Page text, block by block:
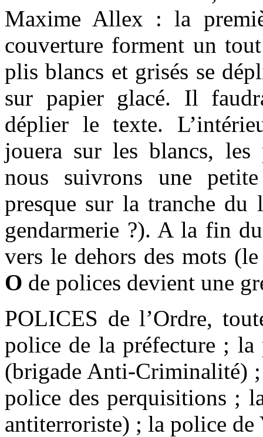
Maxime Allex : la
couverture forment un
plis blancs et grisés se
sur papier glacé. Il
déplier le texte.
jouera sur les blancs, les
nous suivrons une
presque sur la tranche
gendarmerie ?). A la fin
vers le dehors des mots
O de polices devient une
POLICES de l’Ordre,
police de la préfecture ;
(brigade Anti-Criminalité)
police des perquisitions ;
antiterroriste) ; la police de